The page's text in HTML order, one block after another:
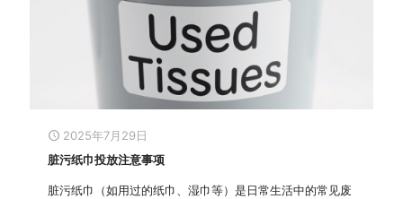
2025年7月29日
脏污纸巾投放注意事项
脏污纸巾（如用过的纸巾、湿巾等）是日常生活中的常见废